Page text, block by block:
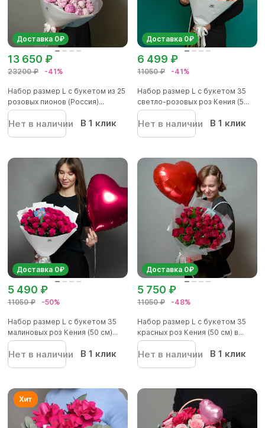
Доставка 0₽
23200 ₽ -41%
13 650 ₽
Набор размер L с букетом из 25
розовых пионов (Россия)...
Нет в наличии В 1 клик
Доставка 0₽
11050 ₽ -41%
6 499 ₽
Набор размер L с букетом 35
светло-розовых роз Кения (5...
Нет в наличии В 1 клик
Доставка 0₽
11050 ₽ -50%
5 490 ₽
Набор размер L с букетом 35
малиновых роз Кения (50 см)...
Нет в наличии В 1 клик
Доставка 0₽
11050 ₽ -48%
5 750 ₽
Набор размер L с букетом 35
красных роз Кения (50 см) в...
Нет в наличии В 1 клик